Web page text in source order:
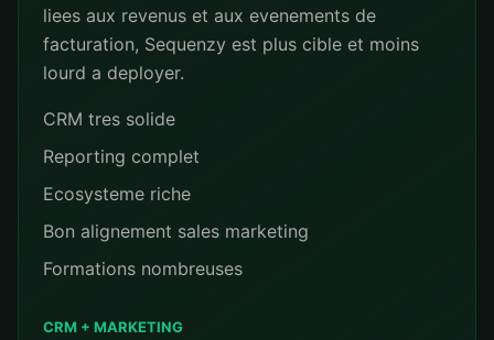
liees aux revenus et aux evenements de
facturation, Sequenzy est plus cible et moins
lourd a deployer.
CRM tres solide
Reporting complet
Ecosysteme riche
Bon alignement sales marketing
Formations nombreuses
CRM + MARKETING